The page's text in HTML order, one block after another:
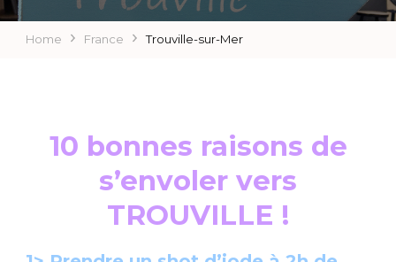
Home France Trouville-sur-Mer
10 bonnes raisons de
s’envoler vers
TROUVILLE !